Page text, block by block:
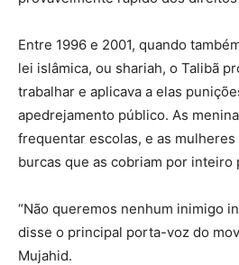
Entre 1996 e 2001, quando
lei islâmica, ou shariah, o Talibã
trabalhar e aplicava a elas
apedrejamento público. As
frequentar escolas, e as
burcas que as cobriam por inteiro
“Não queremos nenhum inimigo
disse o principal porta-voz do
Mujahid.